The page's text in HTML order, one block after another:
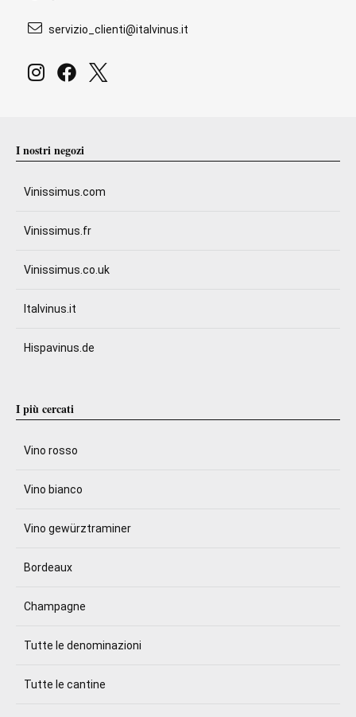
servizio_clienti@italvinus.it
I nostri negozi
Vinissimus.com
Vinissimus.fr
Vinissimus.co.uk
Italvinus.it
Hispavinus.de
I più cercati
Vino rosso
Vino bianco
Vino gewürztraminer
Bordeaux
Champagne
Tutte le denominazioni
Tutte le cantine